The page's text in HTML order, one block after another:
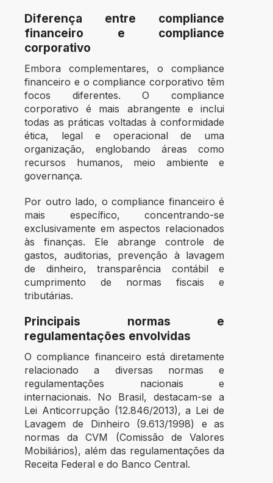
Diferença entre compliance
financeiro e compliance
corporativo
Embora complementares, o compliance
financeiro e o compliance corporativo têm
focos diferentes. O compliance
corporativo é mais abrangente e inclui
todas as práticas voltadas à conformidade
ética, legal e operacional de uma
organização, englobando áreas como
recursos humanos, meio ambiente e
governança.
Por outro lado, o compliance financeiro é
mais específico, concentrando-se
exclusivamente em aspectos relacionados
às finanças. Ele abrange controle de
gastos, auditorias, prevenção à lavagem
de dinheiro, transparência contábil e
cumprimento de normas fiscais e
tributárias.
Principais normas e
regulamentações envolvidas
O compliance financeiro está diretamente
relacionado a diversas normas e
regulamentações nacionais e
internacionais. No Brasil, destacam-se a
Lei Anticorrupção (12.846/2013), a Lei de
Lavagem de Dinheiro (9.613/1998) e as
normas da CVM (Comissão de Valores
Mobiliários), além das regulamentações da
Receita Federal e do Banco Central.